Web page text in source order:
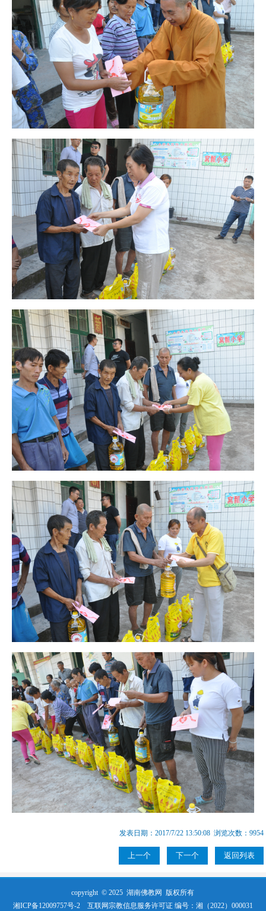
发表日期：2017/7/22 13:50:08 浏览次数：9954
上一个 下一个 返回列表
copyright © 2025 湖南佛教网 版权所有
湘ICP备12009757号-2
互联网宗教信息服务许可证 编号：湘（2022）000031